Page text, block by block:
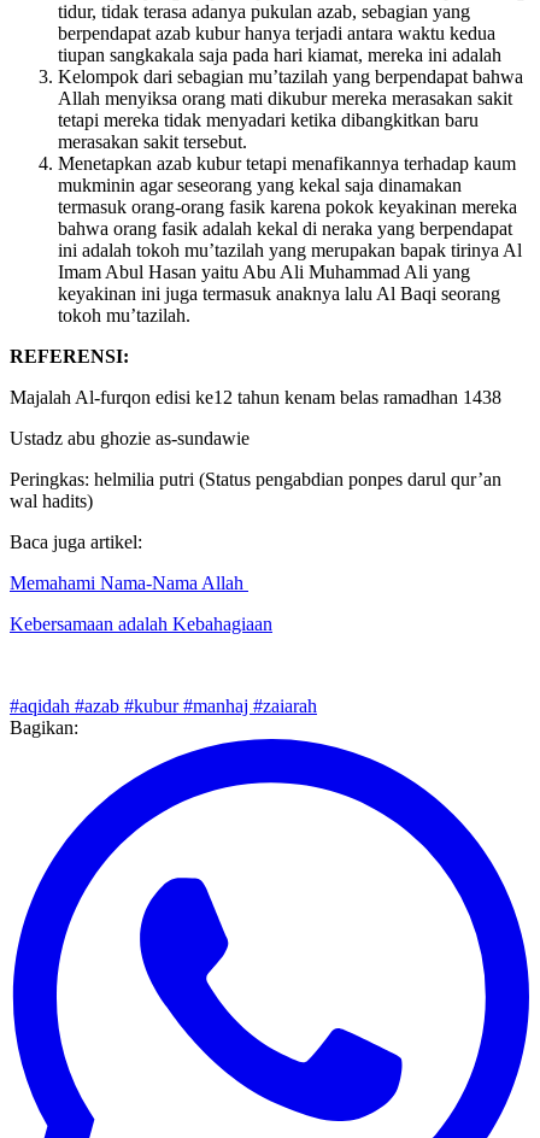
Kelompok yang berpendapat bahwa azab kubur seperti orang
tidur, tidak terasa adanya pukulan azab, sebagian yang
berpendapat azab kubur hanya terjadi antara waktu kedua
tiupan sangkakala saja pada hari kiamat, mereka ini adalah
Kelompok dari sebagian mu’tazilah yang berpendapat bahwa
Allah menyiksa orang mati dikubur mereka merasakan sakit
tetapi mereka tidak menyadari ketika dibangkitkan baru
merasakan sakit tersebut.
Menetapkan azab kubur tetapi menafikannya terhadap kaum
mukminin agar seseorang yang kekal saja dinamakan
termasuk orang-orang fasik karena pokok keyakinan mereka
bahwa orang fasik adalah kekal di neraka yang berpendapat
ini adalah tokoh mu’tazilah yang merupakan bapak tirinya Al
Imam Abul Hasan yaitu Abu Ali Muhammad Ali yang
keyakinan ini juga termasuk anaknya lalu Al Baqi seorang
Peringkas: helmilia putri (Status pengabdian ponpes darul qur’an
#aqidah#azab